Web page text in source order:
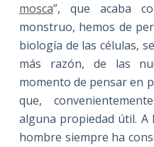
mosca”, que acaba
monstruo, hemos de
biología de las células,
más razón, de las
momento de pensar en
que,
alguna propiedad útil. A
hombre siempre ha